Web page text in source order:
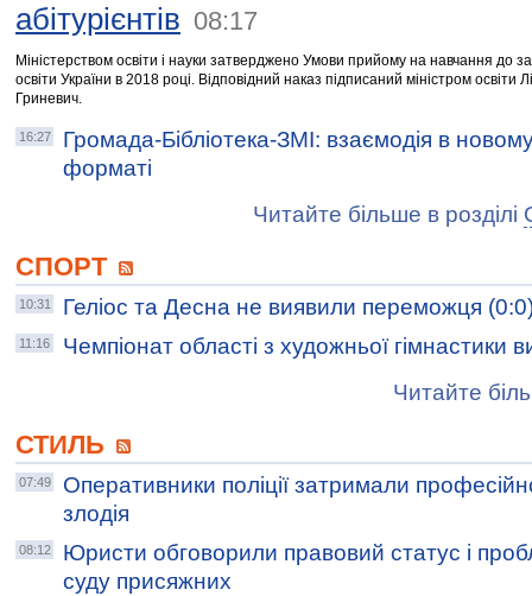
абітурієнтів 08:17
Міністерством освіти і науки затверджено Умови прийому на навчання до
освіти України в 2018 році. Відповідний наказ підписаний міністром освіти
Гриневич.
16:27
Громада-Бібліотека-ЗМІ: взаємодія в
форматі
Читайте більше в розділі
СПОРТ
10:31 Геліос та Десна не виявили переможця
11:16
Чемпіонат області з художньої гімнастики
Читайте
СТИЛЬ
07:49
Оперативники поліції затримали
злодія
08:12
Юристи обговорили правовий статус і
суду присяжних